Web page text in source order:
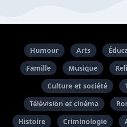
Humour Arts
Famille
Musique
Culture et société
Télévision et cinéma
Histoire
Criminologie